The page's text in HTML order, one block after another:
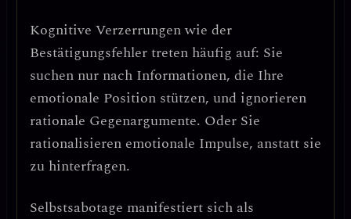
Kognitive Verzerrungenwie der
Bestätigungsfehlertreten häufig auf: Sie
suchen nur nach Informationen, die Ihre
emotionale Position stützen, und ignorieren
rationale Gegenargumente. Oder Sie
rationalisieren emotionale Impulse, anstatt sie
zu hinterfragen.
Selbstsabotage manifestiert sich als